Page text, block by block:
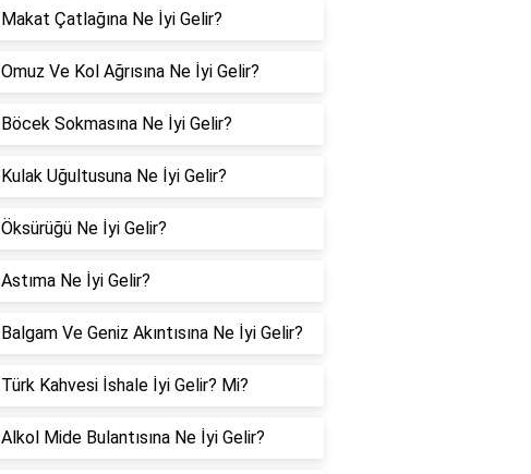
Makat Çatlağına Ne İyi Gelir?
Omuz Ve Kol Ağrısına Ne İyi Gelir?
Böcek Sokmasına Ne İyi Gelir?
Kulak Uğultusuna Ne İyi Gelir?
Öksürüğü Ne İyi Gelir?
Astıma Ne İyi Gelir?
Balgam Ve Geniz Akıntısına Ne İyi Gelir?
Türk Kahvesi İshale İyi Gelir? Mi?
Alkol Mide Bulantısına Ne İyi Gelir?